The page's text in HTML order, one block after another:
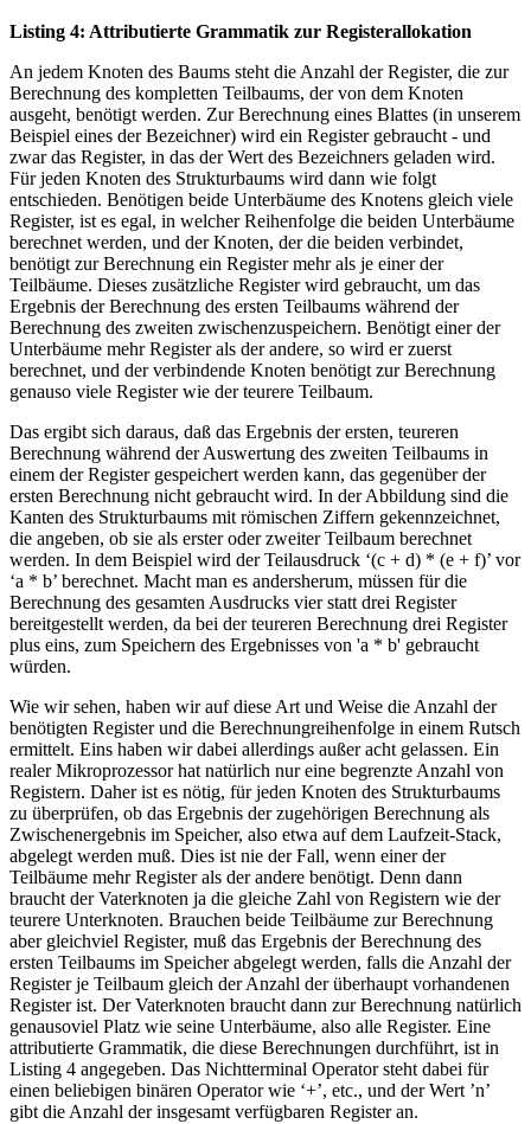
Listing 4: Attributierte Grammatik zur Registerallokation
An jedem Knoten des Baums steht die Anzahl der Register, die zur
Berechnung des kompletten Teilbaums, der von dem Knoten
ausgeht, benötigt werden. Zur Berechnung eines Blattes (in unserem
Beispiel eines der Bezeichner) wird ein Register gebraucht - und
zwar das Register, in das der Wert des Bezeichners geladen wird.
Für jeden Knoten des Strukturbaums wird dann wie folgt
entschieden. Benötigen beide Unterbäume des Knotens gleich viele
Register, ist es egal, in welcher Reihenfolge die beiden Unterbäume
berechnet werden, und der Knoten, der die beiden verbindet,
benötigt zur Berechnung ein Register mehr als je einer der
Teilbäume. Dieses zusätzliche Register wird gebraucht, um das
Ergebnis der Berechnung des ersten Teilbaums während der
Berechnung des zweiten zwischenzuspeichern. Benötigt einer der
Unterbäume mehr Register als der andere, so wird er zuerst
berechnet, und der verbindende Knoten benötigt zur Berechnung
genauso viele Register wie der teurere Teilbaum.
Das ergibt sich daraus, daß das Ergebnis der ersten, teureren
Berechnung während der Auswertung des zweiten Teilbaums in
einem der Register gespeichert werden kann, das gegenüber der
ersten Berechnung nicht gebraucht wird. In der Abbildung sind die
Kanten des Strukturbaums mit römischen Ziffern gekennzeichnet,
die angeben, ob sie als erster oder zweiter Teilbaum berechnet
werden. In dem Beispiel wird der Teilausdruck ‘(c + d) * (e + f)’ vor
‘a * b’ berechnet. Macht man es andersherum, müssen für die
Berechnung des gesamten Ausdrucks vier statt drei Register
bereitgestellt werden, da bei der teureren Berechnung drei Register
plus eins, zum Speichern des Ergebnisses von 'a * b' gebraucht
würden.
Wie wir sehen, haben wir auf diese Art und Weise die Anzahl der
benötigten Register und die Berechnungreihenfolge in einem Rutsch
ermittelt. Eins haben wir dabei allerdings außer acht gelassen. Ein
realer Mikroprozessor hat natürlich nur eine begrenzte Anzahl von
Registern. Daher ist es nötig, für jeden Knoten des Strukturbaums
zu überprüfen, ob das Ergebnis der zugehörigen Berechnung als
Zwischenergebnis im Speicher, also etwa auf dem Laufzeit-Stack,
abgelegt werden muß. Dies ist nie der Fall, wenn einer der
Teilbäume mehr Register als der andere benötigt. Denn dann
braucht der Vaterknoten ja die gleiche Zahl von Registern wie der
teurere Unterknoten. Brauchen beide Teilbäume zur Berechnung
aber gleichviel Register, muß das Ergebnis der Berechnung des
ersten Teilbaums im Speicher abgelegt werden, falls die Anzahl der
Register je Teilbaum gleich der Anzahl der überhaupt vorhandenen
Register ist. Der Vaterknoten braucht dann zur Berechnung natürlich
genausoviel Platz wie seine Unterbäume, also alle Register. Eine
attributierte Grammatik, die diese Berechnungen durchführt, ist in
Listing 4 angegeben. Das Nichtterminal Operator steht dabei für
einen beliebigen binären Operator wie ‘+’, etc., und der Wert ’n’
gibt die Anzahl der insgesamt verfügbaren Register an.